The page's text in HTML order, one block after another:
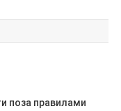
поза правилами